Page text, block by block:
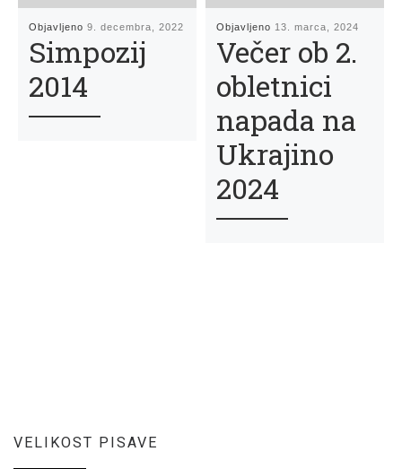
Objavljeno9. decembra, 2022
Simpozij
2014
Objavljeno 13. marca, 2024
Večer ob 2.
obletnici
napada na
Ukrajino
2024
VELIKOST PISAVE